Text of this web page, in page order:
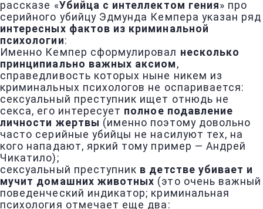
рассказе «Убийца с интеллектом гения» про
серийного убийцу Эдмунда Кемпера указан ряд
интересных фактов из криминальной
психологии:
Именно Кемпер сформулировал несколько
принципиально важных аксиом ,
справедливость которых ныне никем из
криминальных психологов не оспаривается:
сексуальный преступник ищет отнюдь не
секса, его интересует полное подавление
личности жертвы (именно поэтому довольно
часто серийные убийцы не насилуют тех, на
кого нападают, яркий тому пример — Андрей
Чикатило);
сексуальный преступник в детстве убивает и
мучит домашних животных (это очень важный
поведенческий индикатор; криминальная
психология отмечает еще два: